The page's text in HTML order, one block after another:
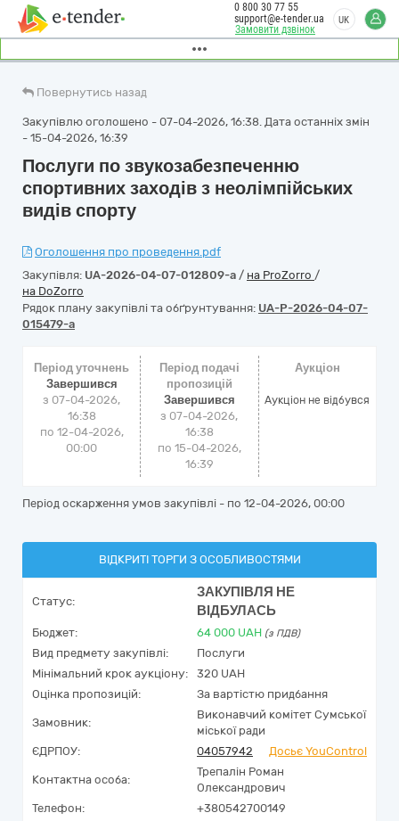
Замовити дзвінок
0 800 30 77 55
support@e-tender.ua
UK
Повернутись назад
Закупівлю оголошено - 07-04-2026, 16:38. Дата останніх змін
- 15-04-2026, 16:39
Послуги по звукозабезпеченню
спортивних заходів з неолімпійських
видів спорту
Оголошення про проведення.pdf
Закупівля: UA-2026-04-07-012809-a / на ProZorro /
на DoZorro
Рядок плану закупівлі та обґрунтування: UA-P-2026-04-07-
015479-a
Період уточнень
Завершився
з 07-04-2026,
16:38
по 12-04-2026,
00:00
Період подачі
пропозицій
Завершився
з 07-04-2026,
16:38
по 15-04-2026,
16:39
Аукціон
Аукціон не відбувся
Період оскарження умов закупівлі - по 12-04-2026, 00:00
ВІДКРИТІ ТОРГИ З ОСОБЛИВОСТЯМИ
Статус:
ЗАКУПІВЛЯ НЕ
ВІДБУЛАСЬ
Бюджет: 64 000 UAH (з ПДВ)
Вид предмету закупівлі:
Послуги
Мінімальний крок аукціону:
320 UAH
Оцінка пропозицій:
За вартістю придбання
Замовник:
Виконавчий комітет Сумської
міської ради
ЄДРПОУ:
04057942 Досьє YouControl
Контактна особа:
Трепалін Роман
Олександрович
Телефон:
+380542700149